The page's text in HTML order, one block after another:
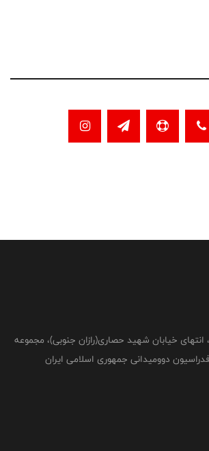
انتهای خیابان شهید حصاری(رازان جنوبی)، مجموعه
دوومیدانی جمهوری اسلامی ایران